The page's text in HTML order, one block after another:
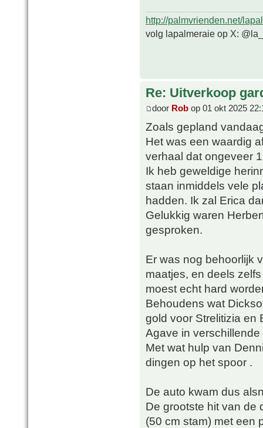
http://palmvrienden.net/
volg lapalmeraie op X:
Re: Uitverkoop
door Rob op 01 okt 2025
Zoals gepland
Het was een waardig
verhaal dat ongeveer
Ik heb geweldige
staan inmiddels vele
hadden. Ik zal Erica
Gelukkig waren
gesproken.
Er was nog behoorlijk
maatjes, en deels
moest echt hard
Behoudens wat
gold voor Strelitizia en
Agave in verschillende
Met wat hulp van
dingen op het spoor .
De auto kwam dus
De grootste hit van de
(50 cm stam) met een